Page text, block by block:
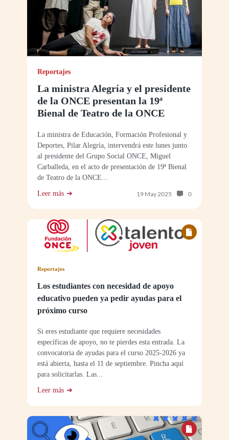
Reportajes
La ministra Alegría y el presidente
de la ONCE presentan la 19ª
Bienal de Teatro de la ONCE
La ministra de Educación, Formación Profesional y
Deportes, Pilar Alegría, intervendrá este lunes junto
al presidente del Grupo Social ONCE, Miguel
Carballeda, en el acto de presentación de 19ª Bienal
de Teatro de la ONCE...
Leer más 19 May 2025 Número de
0
Reportajes
Los estudiantes con necesidad de apoyo
educativo pueden ya pedir ayudas para el
próximo curso
Si eres estudiante que requiere necesidades
específicas de apoyo, no te pierdes esta entrada. La
convocatoria de ayudas para el curso 2025-2026 ya
está abierta, hasta el 11 de septiembre. Pincha aquí
para solicitarlas. Las...
Leer más